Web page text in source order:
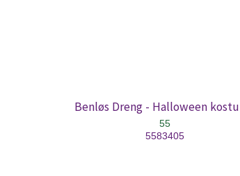
Benløs Dreng - Halloween
55
5583405